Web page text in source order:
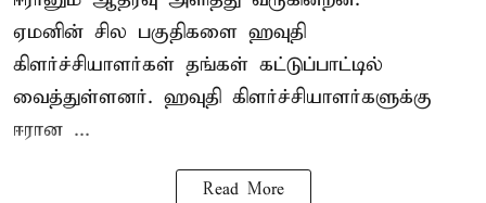
ஏமனின் சில பகுதிகளை ஹவுதி
கிளர்ச்சியாளர்கள் தங்கள் கட்டுப்பாட்டில்
வைத்துள்ளனர். ஹவுதி கிளர்ச்சியாளர்களுக்கு
ஈரான ...
Read More